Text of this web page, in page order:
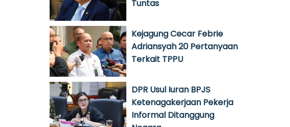
Tuntas
Kejagung Cecar Febrie
Adriansyah 20 Pertanyaan
Terkait TPPU
DPR Usul Iuran BPJS
Ketenagakerjaan Pekerja
Informal Ditanggung